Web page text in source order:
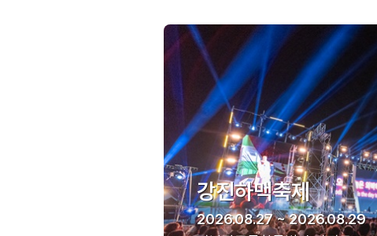
강진하맥축제
2026.08.27 ~ 2026.08.29